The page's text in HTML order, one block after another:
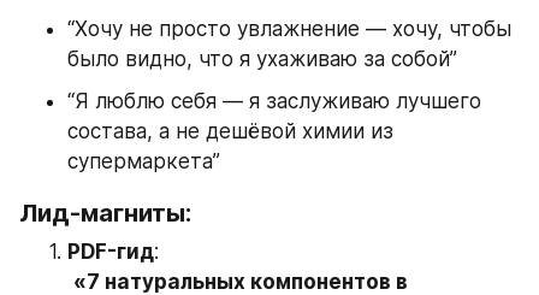
“Хочу не просто увлажнение — хочу, чтобы
было видно, что я ухаживаю за собой”
“Я люблю себя — я заслуживаю лучшего
состава, а не дешёвой химии из
супермаркета”
Лид-магниты:
PDF-гид:
«7 натуральных компонентов в